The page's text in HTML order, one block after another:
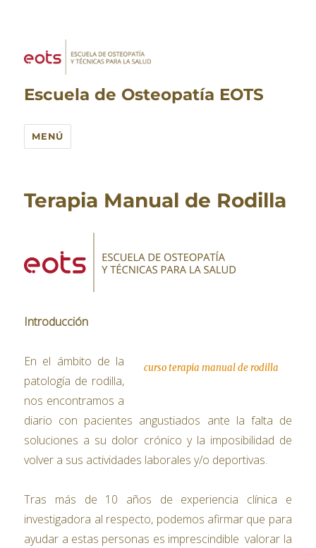
Escuela de Osteopatía EOTS
MENÚ
Terapia Manual de Rodilla
Introducción
curso terapia manual de rodilla
En el ámbito de la
patología de rodilla,
nos encontramos a
diario con pacientes angustiados ante la falta de
soluciones a su dolor crónico y la imposibilidad de
volver a sus actividades laborales y/o deportivas.
Tras más de 10 años de experiencia clínica e
investigadora al respecto, podemos afirmar que para
ayudar a estas personas es imprescindible valorar la